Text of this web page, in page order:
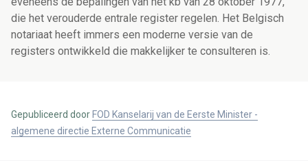
die het verouderde entrale register regelen. Het Belgisch
notariaat heeft immers een moderne versie van de
registers ontwikkeld die makkelijker te consulteren is.
Gepubliceerd door FOD Kanselarij van de Eerste Minister -
algemene directie Externe Communicatie